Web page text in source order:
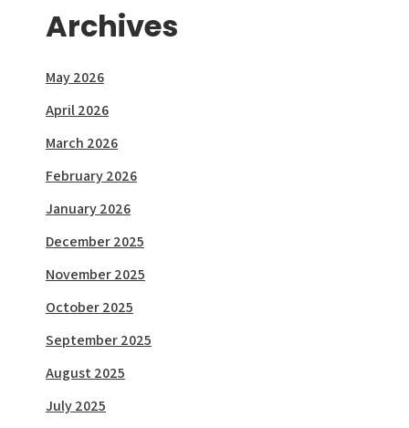
Archives
May 2026
April 2026
March 2026
February 2026
January 2026
December 2025
November 2025
October 2025
September 2025
August 2025
July 2025